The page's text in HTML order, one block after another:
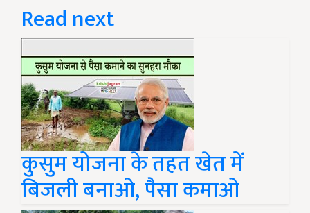
Read next
कुसुम योजना के तहत खेत में
बिजली बनाओ, पैसा कमाओ